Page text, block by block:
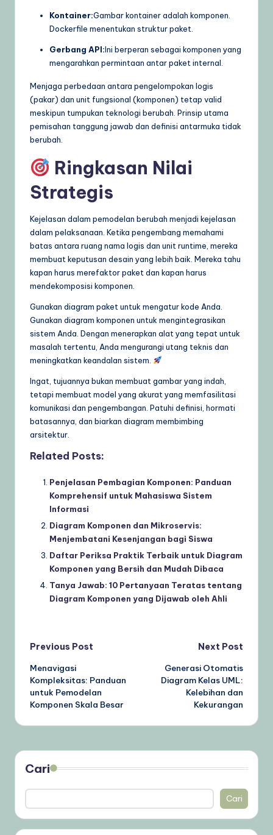
Kontainer:Gambar kontainer adalah komponen.
Dockerfile menentukan struktur paket.
Gerbang API:Ini berperan sebagai komponen yang
mengarahkan permintaan antar paket internal.
Menjaga perbedaan antara pengelompokan logis
(pakar) dan unit fungsional (komponen) tetap valid
meskipun tumpukan teknologi berubah. Prinsip utama
pemisahan tanggung jawab dan definisi antarmuka tidak
berubah.
Ringkasan Nilai
Strategis
Kejelasan dalam pemodelan berubah menjadi kejelasan
dalam pelaksanaan. Ketika pengembang memahami
batas antara ruang nama logis dan unit runtime, mereka
membuat keputusan desain yang lebih baik. Mereka tahu
kapan harus merefaktor paket dan kapan harus
mendekomposisi komponen.
Gunakan diagram paket untuk mengatur kode Anda.
Gunakan diagram komponen untuk mengintegrasikan
sistem Anda. Dengan menerapkan alat yang tepat untuk
masalah tertentu, Anda mengurangi utang teknis dan
meningkatkan keandalan sistem.
Ingat, tujuannya bukan membuat gambar yang indah,
tetapi membuat model yang akurat yang memfasilitasi
komunikasi dan pengembangan. Patuhi definisi, hormati
batasannya, dan biarkan diagram membimbing
arsitektur.
Related Posts:
Penjelasan Pembagian Komponen: Panduan
Komprehensif untuk Mahasiswa Sistem
Informasi
Diagram Komponen dan Mikroservis:
Menjembatani Kesenjangan bagi Siswa
Daftar Periksa Praktik Terbaik untuk Diagram
Komponen yang Bersih dan Mudah Dibaca
Tanya Jawab: 10 Pertanyaan Teratas tentang
Diagram Komponen yang Dijawab oleh Ahli
Post
navigation
Previous Post
Menavigasi
Kompleksitas: Panduan
untuk Pemodelan
Komponen Skala Besar
Next Post
Generasi Otomatis
Diagram Kelas UML:
Kelebihan dan
Kekurangan
Cari
Cari